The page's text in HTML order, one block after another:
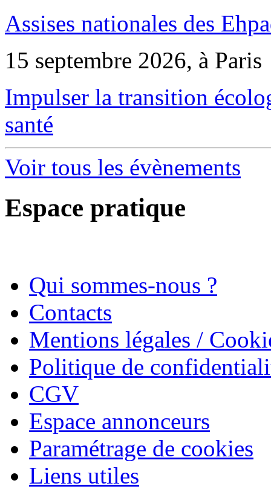
Assises nationales des
15 septembre 2026, à Paris
Impulser la transition
santé
Voir tous les évènements
Espace pratique
Qui sommes-nous ?
Contacts
Mentions légales /
Politique de
CGV
Espace annonceurs
Paramétrage de cookies
Liens utiles